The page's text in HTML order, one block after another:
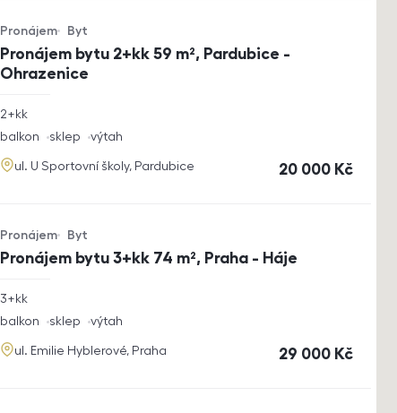
Pronájem bytu 2+kk 59 m², Pardubice -
Ohrazenice
Typ nabídky
Pronájem
Typ nemovitosti
Byt
rozměry
2+kk
funkce
balkon sklep výtah
adresa
ul. U Sportovní školy, Pardubice cena
20 000 Kč
Pronájem bytu 3+kk 74 m², Praha - Háje
Typ nabídky
Pronájem
Typ nemovitosti
Byt
rozměry
3+kk
funkce
balkon sklep výtah
adresa
ul. Emilie Hyblerové, Praha cena
29 000 Kč